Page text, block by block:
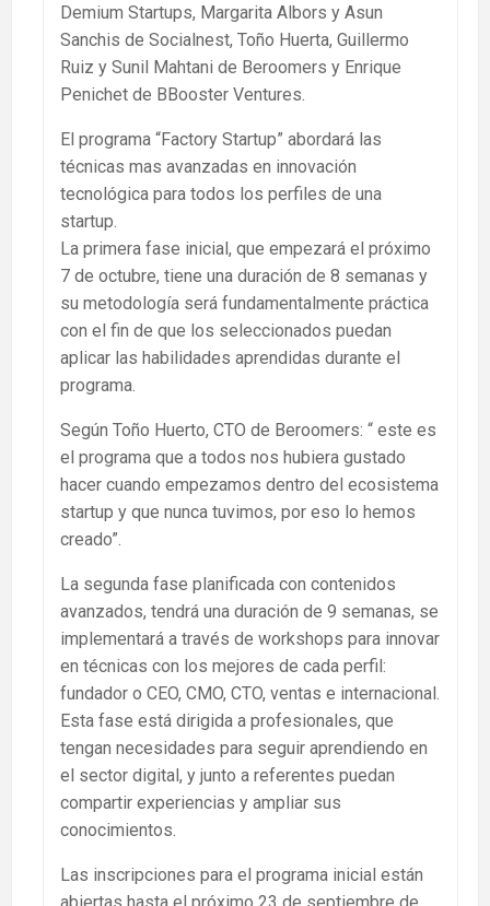
Demium Startups, Margarita Albors y Asun
Sanchis de Socialnest, Toño Huerta, Guillermo
Ruiz y Sunil Mahtani de Beroomers y Enrique
Penichet de BBooster Ventures.
El programa “Factory Startup” abordará las
técnicas mas avanzadas en innovación
tecnológica para todos los perfiles de una
startup.
La primera fase inicial, que empezará el próximo
7 de octubre, tiene una duración de 8 semanas y
su metodología será fundamentalmente práctica
con el fin de que los seleccionados puedan
aplicar las habilidades aprendidas durante el
programa.
Según Toño Huerto, CTO de Beroomers: “ este es
el programa que a todos nos hubiera gustado
hacer cuando empezamos dentro del ecosistema
startup y que nunca tuvimos, por eso lo hemos
creado”.
La segunda fase planificada con contenidos
avanzados, tendrá una duración de 9 semanas, se
implementará a través de workshops para innovar
en técnicas con los mejores de cada perfil:
fundador o CEO, CMO, CTO, ventas e internacional.
Esta fase está dirigida a profesionales, que
tengan necesidades para seguir aprendiendo en
el sector digital, y junto a referentes puedan
compartir experiencias y ampliar sus
conocimientos.
Las inscripciones para el programa inicial están